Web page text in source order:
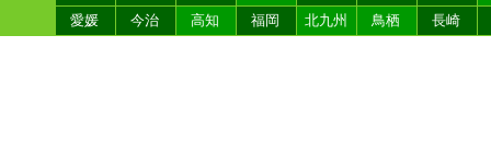
愛媛
今治 高知 福岡 北九州 鳥栖 長崎